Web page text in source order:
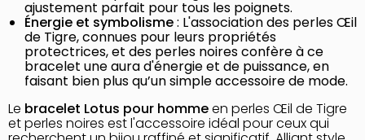
ajustement parfait pour tous les poignets.
Énergie et symbolisme: L'association des perles Œil
de Tigre, connues pour leurs propriétés
protectrices, et des perles noires confère à ce
bracelet une aura d'énergie et de puissance, en
faisant bien plus qu’un simple accessoire de mode.
Le bracelet Lotus pour hommeen perles Œil de Tigre
et perles noires est l'accessoire idéal pour ceux qui